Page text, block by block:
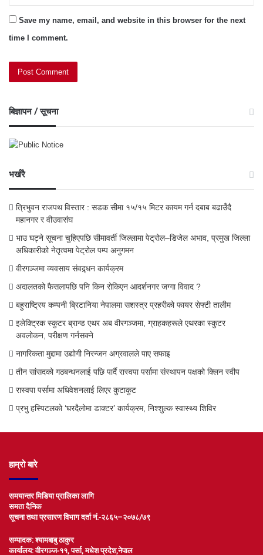
Save my name, email, and website in this browser for the next
time I comment.
बिज्ञापन / सूचना
भर्खरै
त्रिभुवन राजपथ विस्तार : सडक सीमा १५/१५ मिटर कायम गर्न दबाब बढाउँदै
महानगर र वीउवासंघ
भाउ घट्ने सूचना चुहिएपछि सीमावर्ती जिल्लामा पेट्रोल–डिजेल अभाव, प्रमुख जिल्ला
अधिकारीको नेतृत्वमा पेट्रोल पम्प अनुगमन
वीरगञ्जमा व्यवसाय संवद्र्धन कार्यक्रम
अदालतको फैसलापछि पनि किन रोकिएन आदर्शनगर जग्गा विवाद ?
बहुराष्ट्रिय कम्पनी ब्रिटानिया नेपालमा सशस्त्र प्रहरीको फायर सेफ्टी तालीम
इलेक्ट्रिक स्कुटर ब्रान्ड एथर अब वीरगञ्जमा, ग्राहकहरूले एथरका स्कुटर
अवलोकन, परीक्षण गर्नसक्ने
नागरिकता मुद्दामा उद्योगी निरन्जन अग्रवालले पाए सफाइ
तीन सांसदको गठबन्धनलाई पछि पार्दै रास्वपा पर्सामा संस्थापन पक्षको क्लिन स्वीप
रास्वपा पर्सामा अधिवेशनलाई लिएर कुटाकुट
प्रभु हस्पिटलको ‘घरदैलोमा डाक्टर’ कार्यक्रम, निश्शुल्क स्वास्थ्य शिविर
हाम्रो बारे
समयान्तर मिडिया प्रालिका लागि
समता दैनिक
सूचना तथा प्रसारण विभाग दर्ता नं.-२८६५–२०७८/७९
सम्पादक: श्यामबाबु ठाकुर
कार्यालय: वीरगञ्ज-११, पर्सा, मधेश प्रदेश,नेपाल